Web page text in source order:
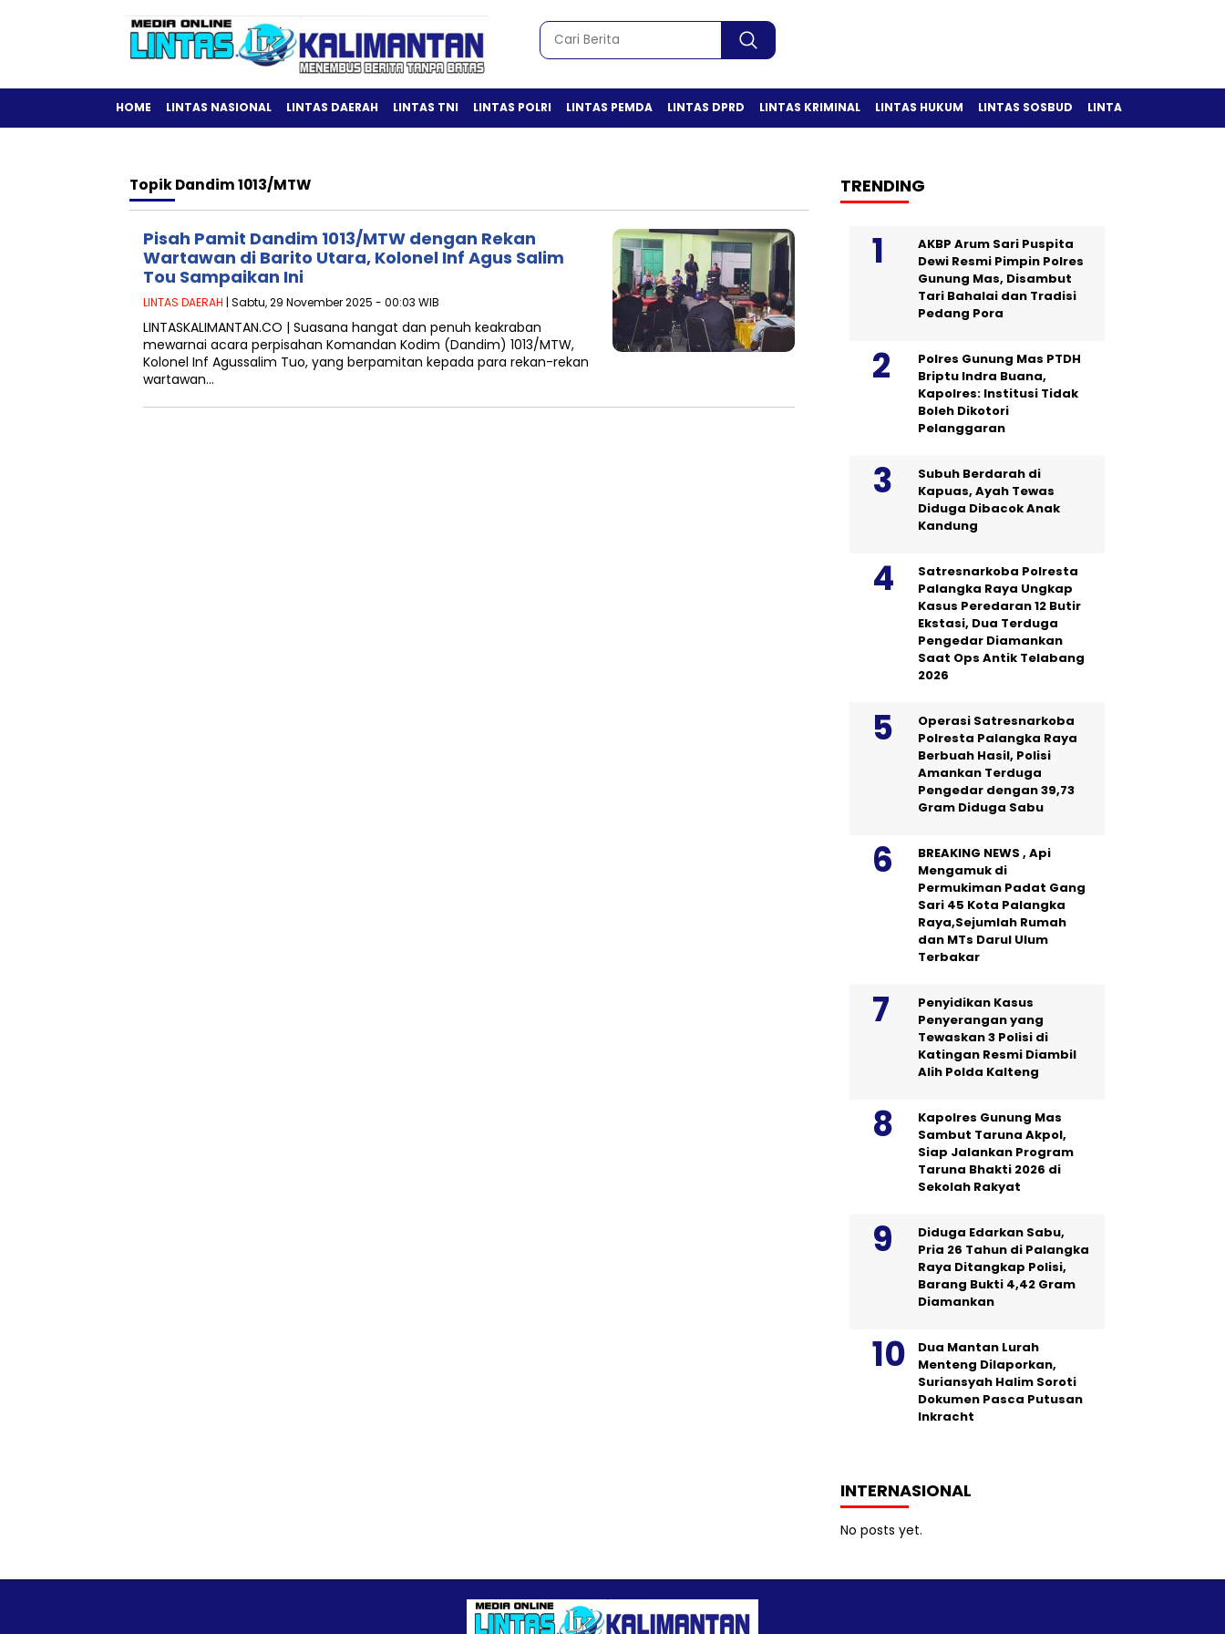
HOME LINTAS NASIONAL LINTAS DAERAH LINTAS TNI LINTAS POLRI LINTAS PEMDA LINTAS DPRD LINTAS KRIMINAL LINTAS HUKUM LINTAS SOSBUD LINTAS OLAH RAGA
TopikDandim 1013/MTW
Pisah Pamit Dandim 1013/MTW dengan Rekan
Wartawan di Barito Utara, Kolonel Inf Agus Salim
Tou Sampaikan Ini
LINTAS DAERAH | Sabtu, 29 November 2025 - 00:03 WIB
LINTASKALIMANTAN.CO | Suasana hangat dan penuh keakraban
mewarnai acara perpisahan Komandan Kodim (Dandim) 1013/MTW,
Kolonel Inf Agussalim Tuo, yang berpamitan kepada para rekan-rekan
wartawan…
TRENDING
AKBP Arum Sari Puspita
Dewi Resmi Pimpin Polres
Gunung Mas, Disambut
Tari Bahalai dan Tradisi
Pedang Pora
Polres Gunung Mas PTDH
Briptu Indra Buana,
Kapolres: Institusi Tidak
Boleh Dikotori
Pelanggaran
Subuh Berdarah di
Kapuas, Ayah Tewas
Diduga Dibacok Anak
Kandung
Satresnarkoba Polresta
Palangka Raya Ungkap
Kasus Peredaran 12 Butir
Ekstasi, Dua Terduga
Pengedar Diamankan
Saat Ops Antik Telabang
2026
Operasi Satresnarkoba
Polresta Palangka Raya
Berbuah Hasil, Polisi
Amankan Terduga
Pengedar dengan 39,73
Gram Diduga Sabu
BREAKING NEWS , Api
Mengamuk di
Permukiman Padat Gang
Sari 45 Kota Palangka
Raya,Sejumlah Rumah
dan MTs Darul Ulum
Terbakar
Penyidikan Kasus
Penyerangan yang
Tewaskan 3 Polisi di
Katingan Resmi Diambil
Alih Polda Kalteng
Kapolres Gunung Mas
Sambut Taruna Akpol,
Siap Jalankan Program
Taruna Bhakti 2026 di
Sekolah Rakyat
Diduga Edarkan Sabu,
Pria 26 Tahun di Palangka
Raya Ditangkap Polisi,
Barang Bukti 4,42 Gram
Diamankan
Dua Mantan Lurah
Menteng Dilaporkan,
Suriansyah Halim Soroti
Dokumen Pasca Putusan
Inkracht
INTERNASIONAL
No posts yet.